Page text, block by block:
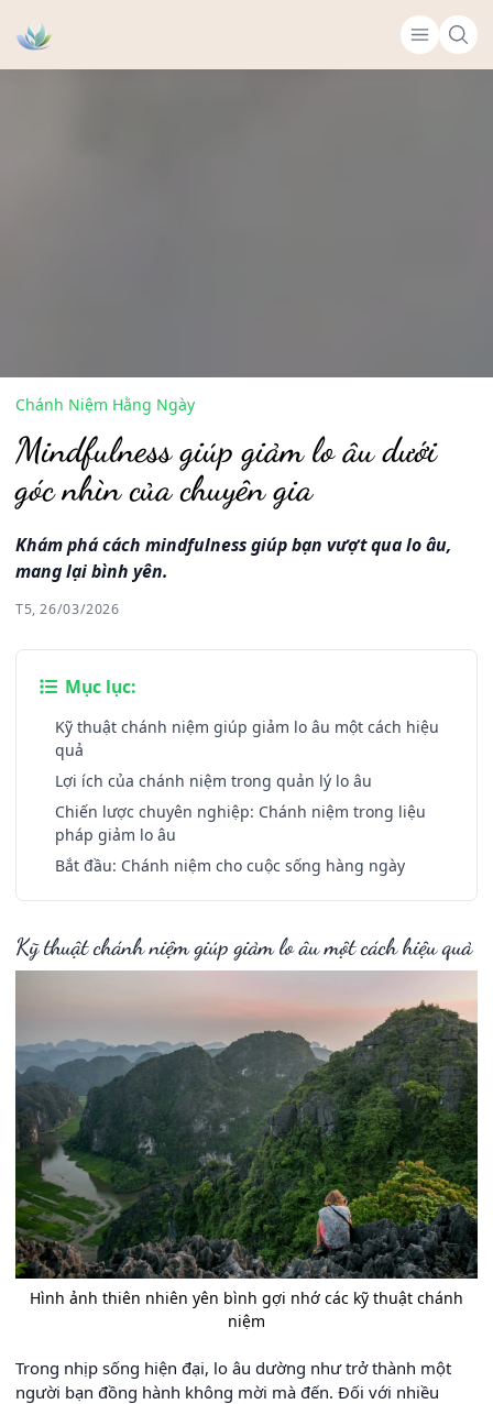
Chánh Niệm Hằng Ngày
Mindfulness giúp giảm lo âu dưới
góc nhìn của chuyên gia
Khám phá cách mindfulness giúp bạn vượt qua lo âu,
mang lại bình yên.
T5, 26/03/2026
Mục lục:
Kỹ thuật chánh niệm giúp giảm lo âu một cách hiệu
quả
Lợi ích của chánh niệm trong quản lý lo âu
Chiến lược chuyên nghiệp: Chánh niệm trong liệu
pháp giảm lo âu
Bắt đầu: Chánh niệm cho cuộc sống hàng ngày
Kỹ thuật chánh niệm giúp giảm lo âu một cách hiệu quả
Hình ảnh thiên nhiên yên bình gợi nhớ các kỹ thuật chánh
niệm
Trong nhịp sống hiện đại, lo âu dường như trở thành một
người bạn đồng hành không mời mà đến. Đối với nhiều